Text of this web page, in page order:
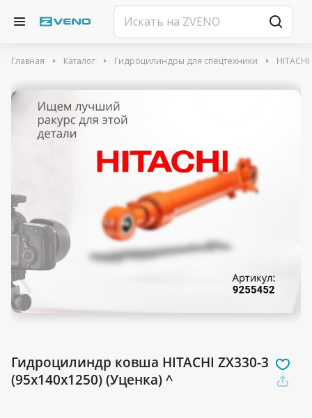
Главная Каталог Гидроцилиндры для спецтехники HITACHI
Гидроцилиндр ковша HITACHI ZX330-3
(95x140x1250) (Уценка) ^